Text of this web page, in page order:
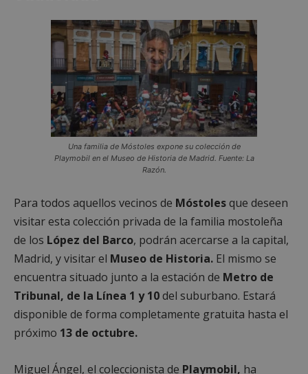
Una familia de Móstoles expone su colección de
Playmobil en el Museo de Historia de Madrid. Fuente: La
Razón.
Para todos aquellos vecinos de Móstolesque deseen
visitar esta colección privada de la familia mostoleña
de los López del Barco, podrán acercarse a la capital,
Madrid, y visitar el Museo de Historia. El mismo se
encuentra situado junto a la estación de Metro de
Tribunal, de la Línea 1 y 10del suburbano. Estará
disponible de forma completamente gratuita hasta el
próximo 13 de octubre.
Miguel Ángel, el coleccionista de Playmobil, ha